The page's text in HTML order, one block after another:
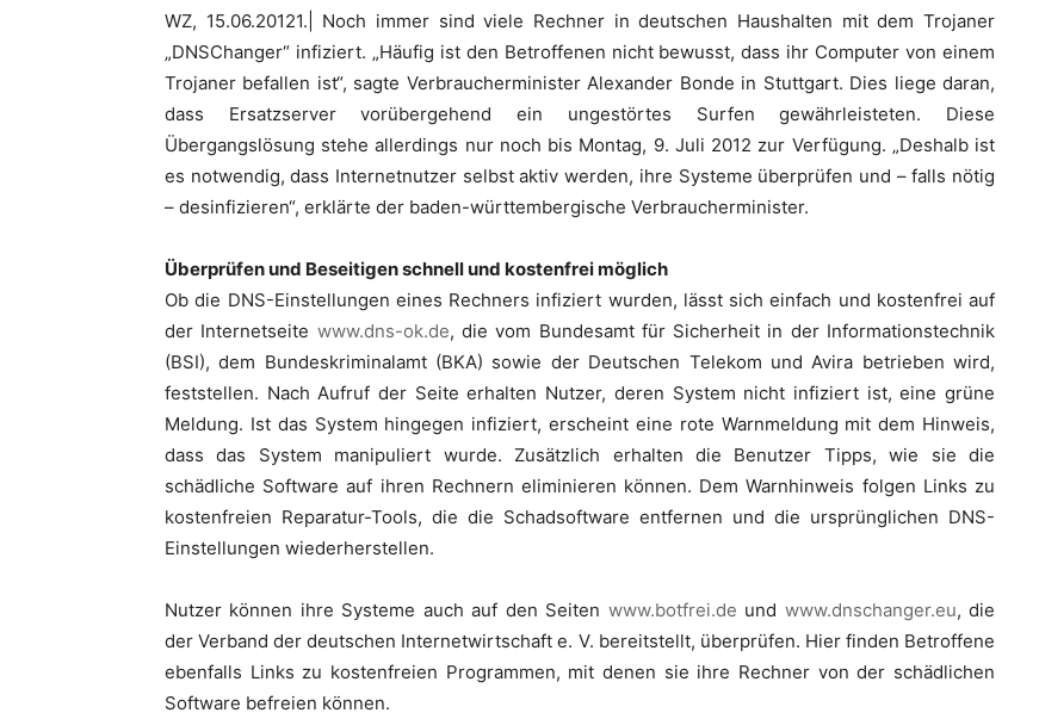
WZ, 15.06.20121.| Noch immer sind viele Rechner in deutschen Haushalten mit dem Trojaner
„DNSChanger“ infiziert. „Häufig ist den Betroffenen nicht bewusst, dass ihr Computer von einem
Trojaner befallen ist“, sagte Verbraucherminister Alexander Bonde in Stuttgart. Dies liege daran,
dass Ersatzserver vorübergehend ein ungestörtes Surfen gewährleisteten. Diese
Übergangslösung stehe allerdings nur noch bis Montag, 9. Juli 2012 zur Verfügung. „Deshalb ist
es notwendig, dass Internetnutzer selbst aktiv werden, ihre Systeme überprüfen und – falls nötig
– desinfizieren“, erklärte der baden-württembergische Verbraucherminister.
Überprüfen und Beseitigen schnell und kostenfrei möglich
Ob die DNS-Einstellungen eines Rechners infiziert wurden, lässt sich einfach und kostenfrei auf
der Internetseite www.dns-ok.de, die vom Bundesamt für Sicherheit in der Informationstechnik
(BSI), dem Bundeskriminalamt (BKA) sowie der Deutschen Telekom und Avira betrieben wird,
feststellen. Nach Aufruf der Seite erhalten Nutzer, deren System nicht infiziert ist, eine grüne
Meldung. Ist das System hingegen infiziert, erscheint eine rote Warnmeldung mit dem Hinweis,
dass das System manipuliert wurde. Zusätzlich erhalten die Benutzer Tipps, wie sie die
schädliche Software auf ihren Rechnern eliminieren können. Dem Warnhinweis folgen Links zu
kostenfreien Reparatur-Tools, die die Schadsoftware entfernen und die ursprünglichen DNS-
Einstellungen wiederherstellen.
Nutzer können ihre Systeme auch auf den Seiten www.botfrei.de und www.dnschanger.eu, die
der Verband der deutschen Internetwirtschaft e. V. bereitstellt, überprüfen. Hier finden Betroffene
ebenfalls Links zu kostenfreien Programmen, mit denen sie ihre Rechner von der schädlichen
Software befreien können.